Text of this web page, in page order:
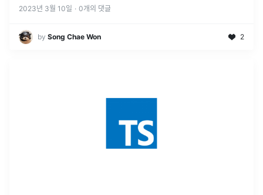
2023년 3월 10일 · 0개의 댓글
by Song Chae Won 2